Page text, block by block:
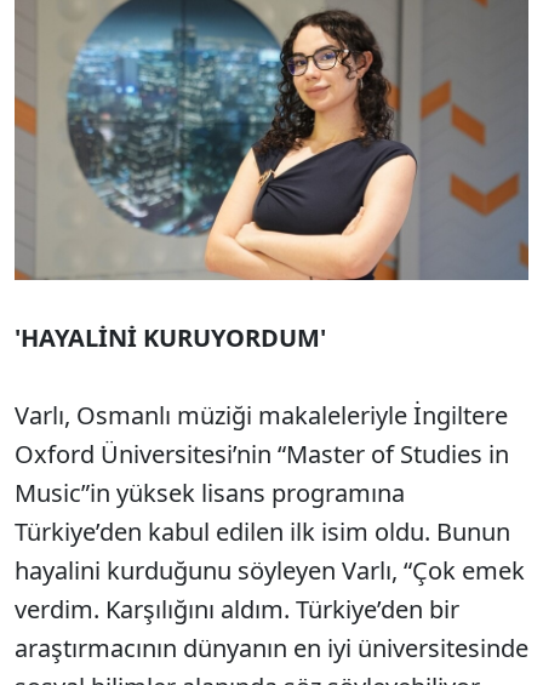
'HAYALİNİ KURUYORDUM'
Varlı, Osmanlı müziği makaleleriyle İngiltere
Oxford Üniversitesi’nin “Master of Studies in
Music”in yüksek lisans programına
Türkiye’den kabul edilen ilk isim oldu. Bunun
hayalini kurduğunu söyleyen Varlı, “Çok emek
verdim. Karşılığını aldım. Türkiye’den bir
araştırmacının dünyanın en iyi üniversitesinde